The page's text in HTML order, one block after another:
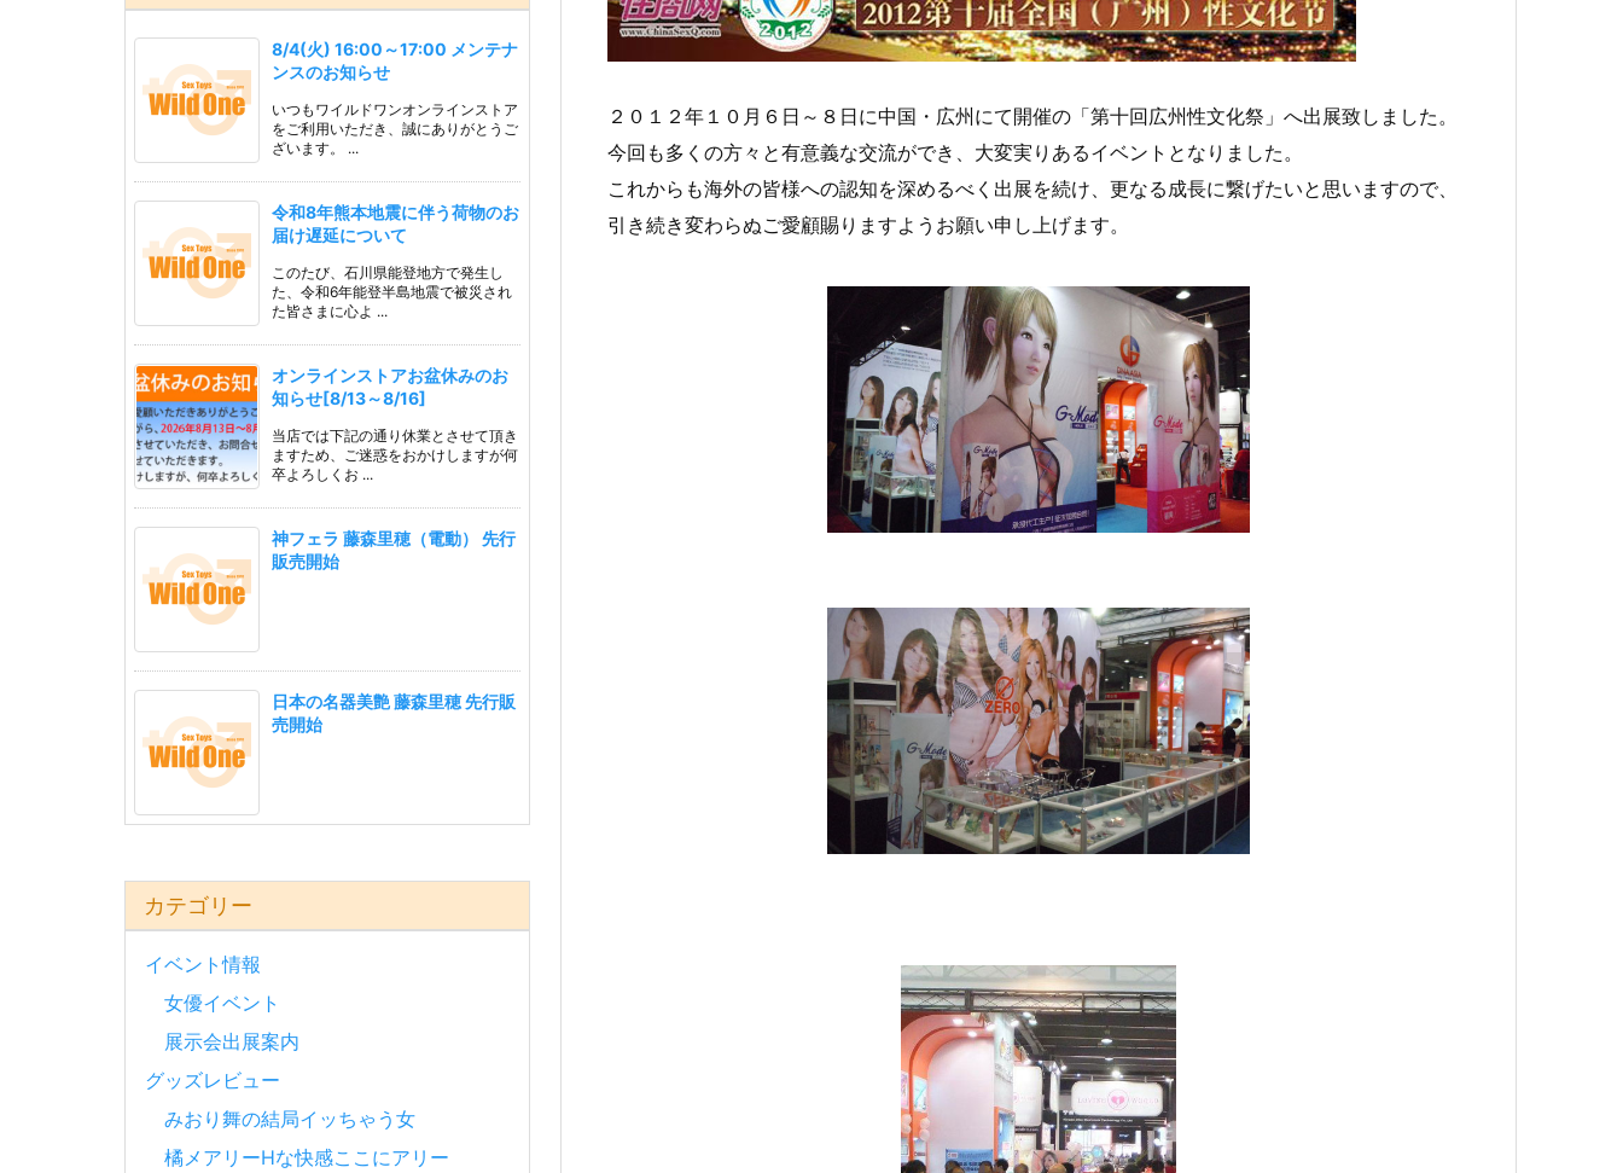
２０１２年１０月６日～８日に中国・広州にて開催の「第十回広州性文化祭」へ出展致しました。
今回も多くの方々と有意義な交流ができ、大変実りあるイベントとなりました。
これからも海外の皆様への認知を深めるべく出展を続け、更なる成長に繋げたいと思いますので、
引き続き変わらぬご愛顧賜りますようお願い申し上げます。
8/4(火) 16:00～17:00 メンテナ
ンスのお知らせ
いつもワイルドワンオンラインストア
をご利用いただき、誠にありがとうご
ざいます。 ...
令和8年熊本地震に伴う荷物のお
届け遅延について
このたび、石川県能登地方で発生し
た、令和6年能登半島地震で被災され
た皆さまに心よ ...
オンラインストアお盆休みのお
知らせ[8/13～8/16]
当店では下記の通り休業とさせて頂き
ますため、ご迷惑をおかけしますが何
卒よろしくお ...
神フェラ 藤森里穂（電動） 先行
販売開始
日本の名器美艶 藤森里穂 先行販
売開始
カテゴリー
イベント情報
女優イベント
展示会出展案内
グッズレビュー
みおり舞の結局イッちゃう女
橘メアリーHな快感ここにアリー